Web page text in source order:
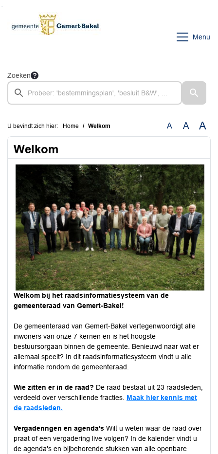
Ga naar de inhoud van deze pagina
Ga naar het zoeken
Ga naar het menu
Menu
Zoeken
U bevindt zich hier: Home Welkom A A A
Welkom
Welkom bij het raadsinformatiesysteem van de
gemeenteraad van Gemert-Bakel!
De gemeenteraad van Gemert-Bakel vertegenwoordigt alle
inwoners van onze 7 kernen en is het hoogste
bestuursorgaan binnen de gemeente. Benieuwd naar wat er
allemaal speelt? In dit raadsinformatiesysteem vindt u alle
informatie rondom de gemeenteraad.
Wie zitten er in de raad? De raad bestaat uit 23 raadsleden,
verdeeld over verschillende fracties. Maak hier kennis met
de raadsleden.
Vergaderingen en agenda's Wilt u weten waar de raad over
praat of een vergadering live volgen? In de kalender vindt u
de agenda's en bijbehorende stukken van alle openbare